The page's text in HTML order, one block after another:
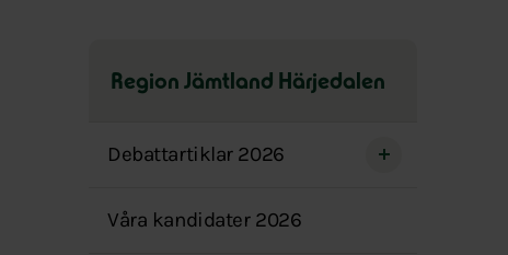
Region Jämtland Härjedalen
över
menyn
Debattartiklar 2026
Våra kandidater 2026